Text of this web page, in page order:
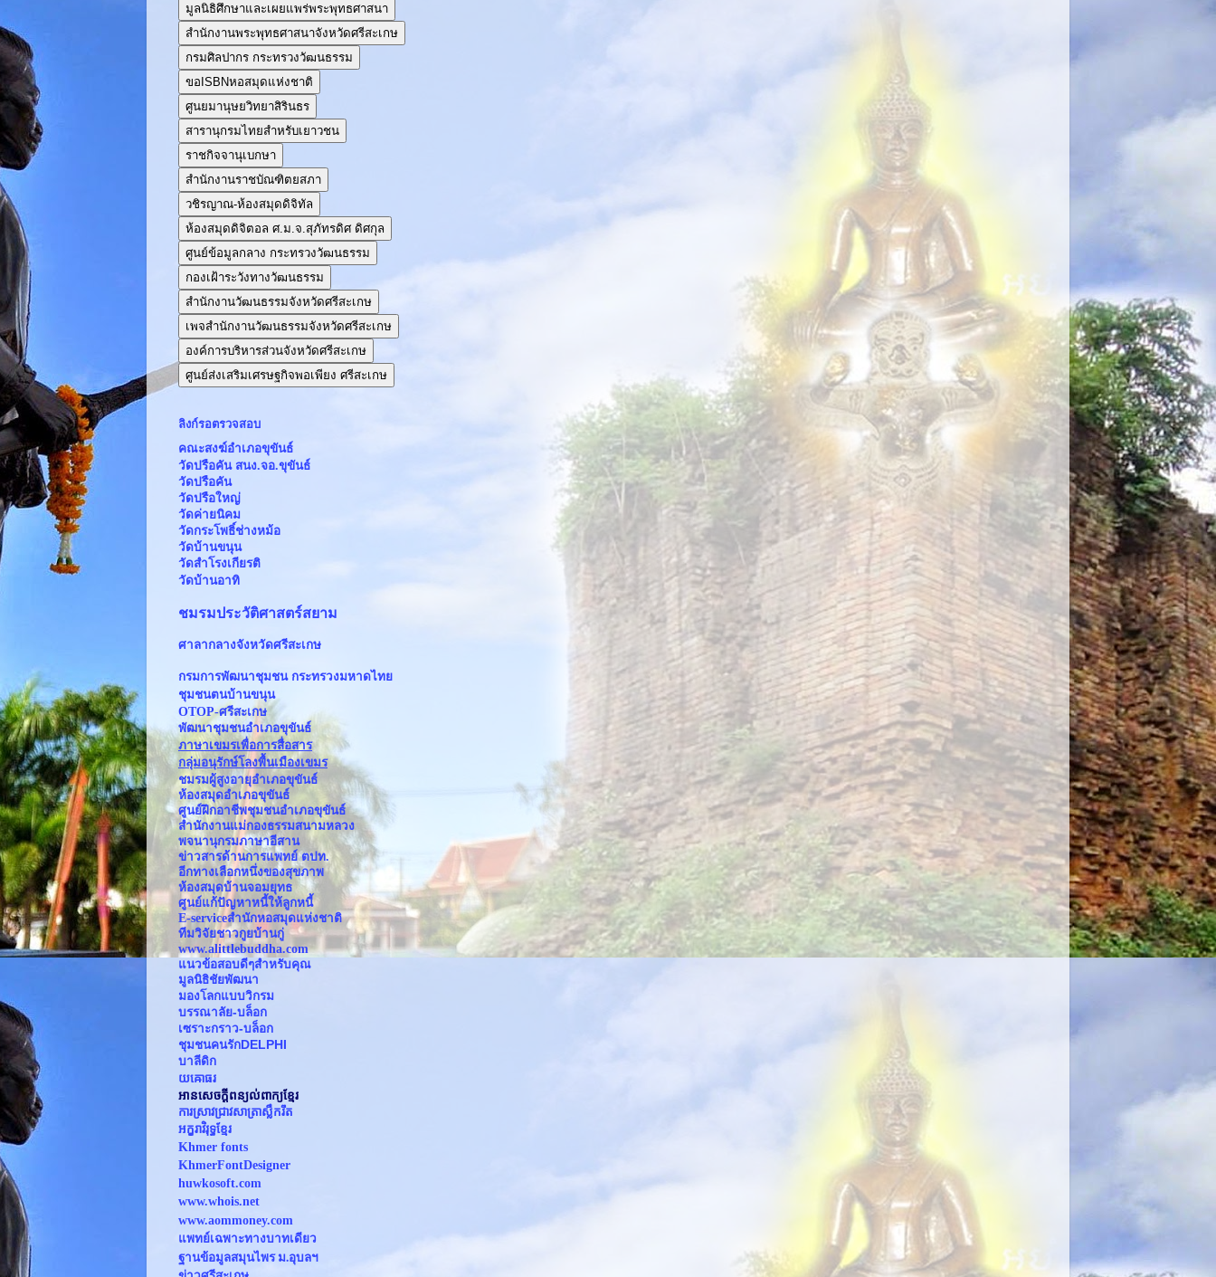
มูลนิธิศึกษาและเผยแพร่พระพุทธศาสนา
สำนักงานพระพุทธศาสนาจังหวัดศรีสะเกษ
กรมศิลปากร กระทรวงวัฒนธรรม
ขอISBNหอสมุดแห่งชาติ
ศูนยมานุษยวิทยาสิรินธร
สารานุกรมไทยสำหรับเยาวชน
ราชกิจจานุเบกษา
สำนักงานราชบัณฑิตยสภา
วชิรญาณ-ห้องสมุดดิจิทัล
ห้องสมุดดิจิตอล ศ.ม.จ.สุภัทรดิศ ดิศกุล
ศูนย์ข้อมูลกลาง กระทรวงวัฒนธรรม
กองเฝ้าระวังทางวัฒนธรรม
สำนักงานวัฒนธรรมจังหวัดศรีสะเกษ
เพจสำนักงานวัฒนธรรมจังหวัดศรีสะเกษ
องค์การบริหารส่วนจังหวัดศรีสะเกษ
ศูนย์ส่งเสริมเศรษฐกิจพอเพียง ศรีสะเกษ
ลิงก์รอตรวจสอบ
คณะสงฆ์อำเภอขุขันธ์
วัดปรือคัน สนง.จอ.ขุขันธ์
วัดปรือคัน
วัดปรือใหญ่
วัดค่ายนิคม
วัดกระโพธิ์ช่างหม้อ
วัดบ้านขนุน
วัดสำโรงเกียรติ
วัดบ้านอาทิ
ชมรมประวัติศาสตร์สยาม
ศาลากลางจังหวัดศรีสะเกษ
กรมการพัฒนาชุมชน กระทรวงมหาดไทย
ชุมชนตนบ้านขนุน
OTOP-ศรีสะเกษ
พัฒนาชุมชนอำเภอขุขันธ์
ภาษาเขมรเพื่อการสื่อสาร
กลุ่มอนุรักษ์โลงพื้นเมืองเขมร
ชมรมผู้สูงอายุอำเภอขุขันธ์
ห้องสมุดอำเภอขุขันธ์
ศูนย์ฝึกอาชีพชุมชนอำเภอขุขันธ์
สำนักงานแม่กองธรรมสนามหลวง
พจนานุกรมภาษาอีสาน
ข่าวสารด้านการแพทย์ ตปท.
อีกทางเลือกหนึ่งของสุขภาพ
ห้องสมุดบ้านจอมยุทธ
ศูนย์แก้ปัญหาหนี้ให้ลูกหนี้
E-serviceสำนักหอสมุดแห่งชาติ
ทีมวิจัยชาวกูยบ้านกู่
www.alittlebuddha.com
แนวข้อสอบดีๆสำหรับคุณ
มูลนิธิชัยพัฒนา
มองโลกแบบวิกรม
บรรณาลัย-บล็อก
เซราะกราว-บล็อก
ชุมชนคนรักDELPHI
บาลีดิก
យឝោធរ
អានសេចក្ដីពន្យល់ពាក្យខ្មែរ
ការស្រាវជ្រាវសាត្រាស្លឹករឹត
អក្ខរាវិរុទ្ធខ្មែរ
Khmer fonts
KhmerFontDesigner
huwkosoft.com
www.whois.net
www.aommoney.com
แพทย์เฉพาะทางบาทเดียว
ฐานข้อมูลสมุนไพร ม.อุบลฯ